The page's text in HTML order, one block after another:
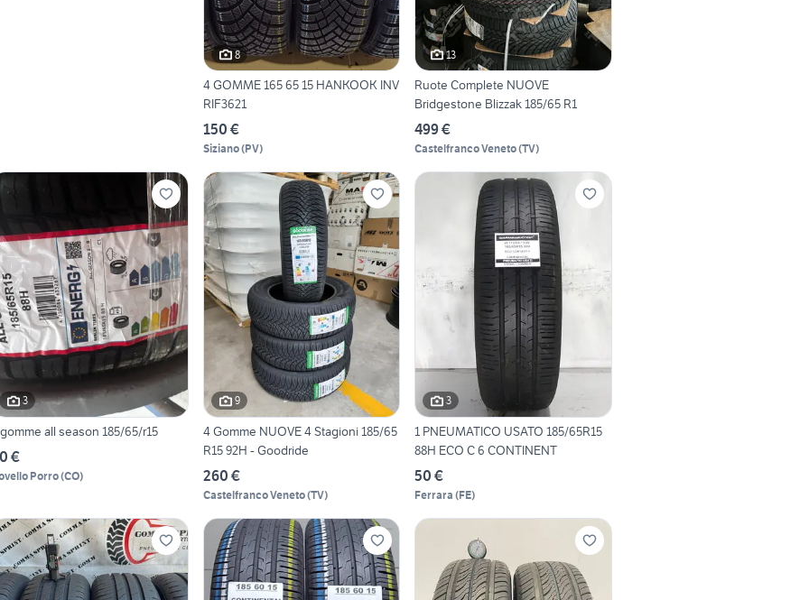
8
4 GOMME 165 65 15 HANKOOK INV
RIF3621
150 €
Siziano(PV)
13
Ruote Complete NUOVE
Bridgestone Blizzak 185/65 R1
499 €
Castelfranco Veneto(TV)
3
all season 185/65/r15
€
Porro(CO)
9
4 Gomme NUOVE 4 Stagioni 185/65
R15 92H - Goodride
260 €
Castelfranco Veneto(TV)
3
1 PNEUMATICO USATO 185/65R15
88H ECO C 6 CONTINENT
50 €
Ferrara (FE)